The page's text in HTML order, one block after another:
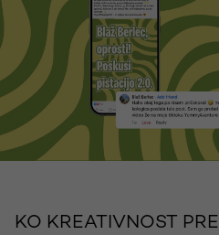
KO KREATIVNOST